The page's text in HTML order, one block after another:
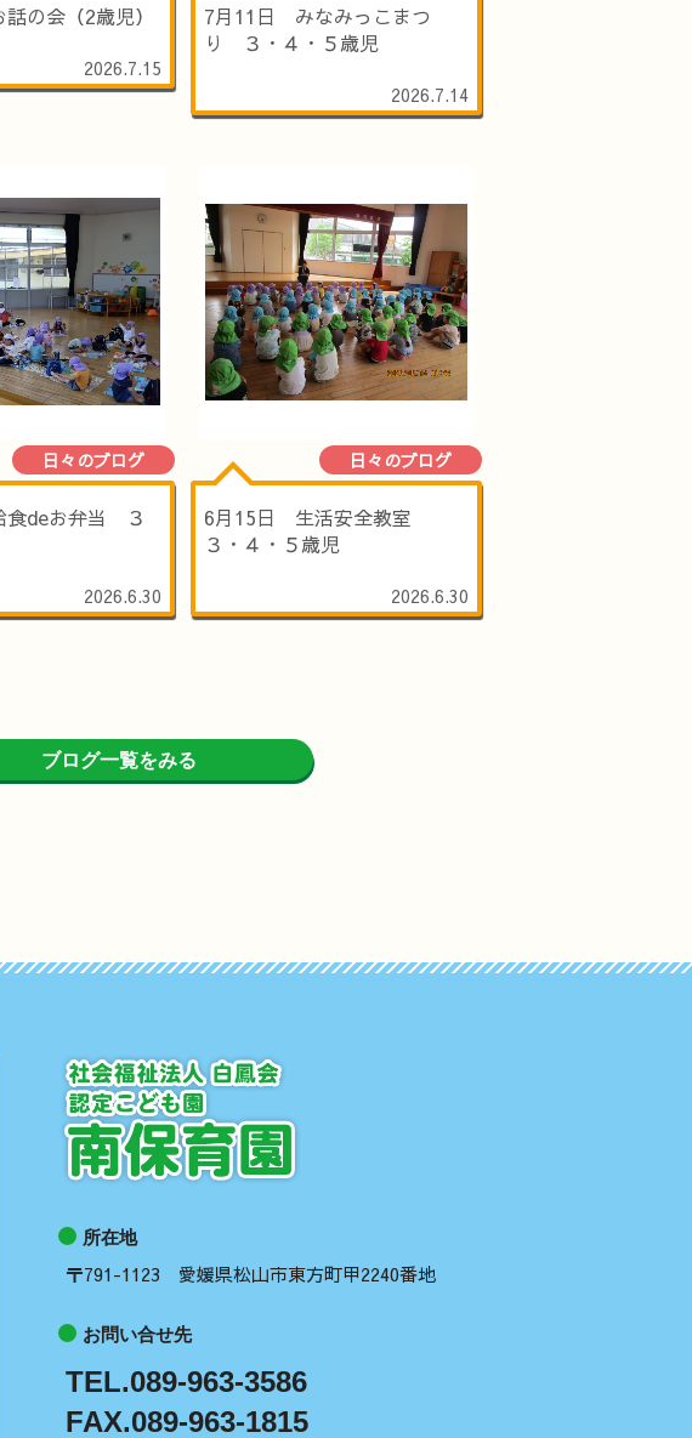
の会（2歳児）
2026.7.15
7月11日 みなみっこまつ
り ３・４・５歳児
2026.7.14
日々のブログ
deお弁当 ３
2026.6.30
日々のブログ
6月15日 生活安全教室
３・４・５歳児
2026.6.30
ブログ一覧をみる
所在地
〒791-1123 愛媛県松山市東方町甲2240番地
お問い合せ先
TEL.089-963-3586
FAX.089-963-1815